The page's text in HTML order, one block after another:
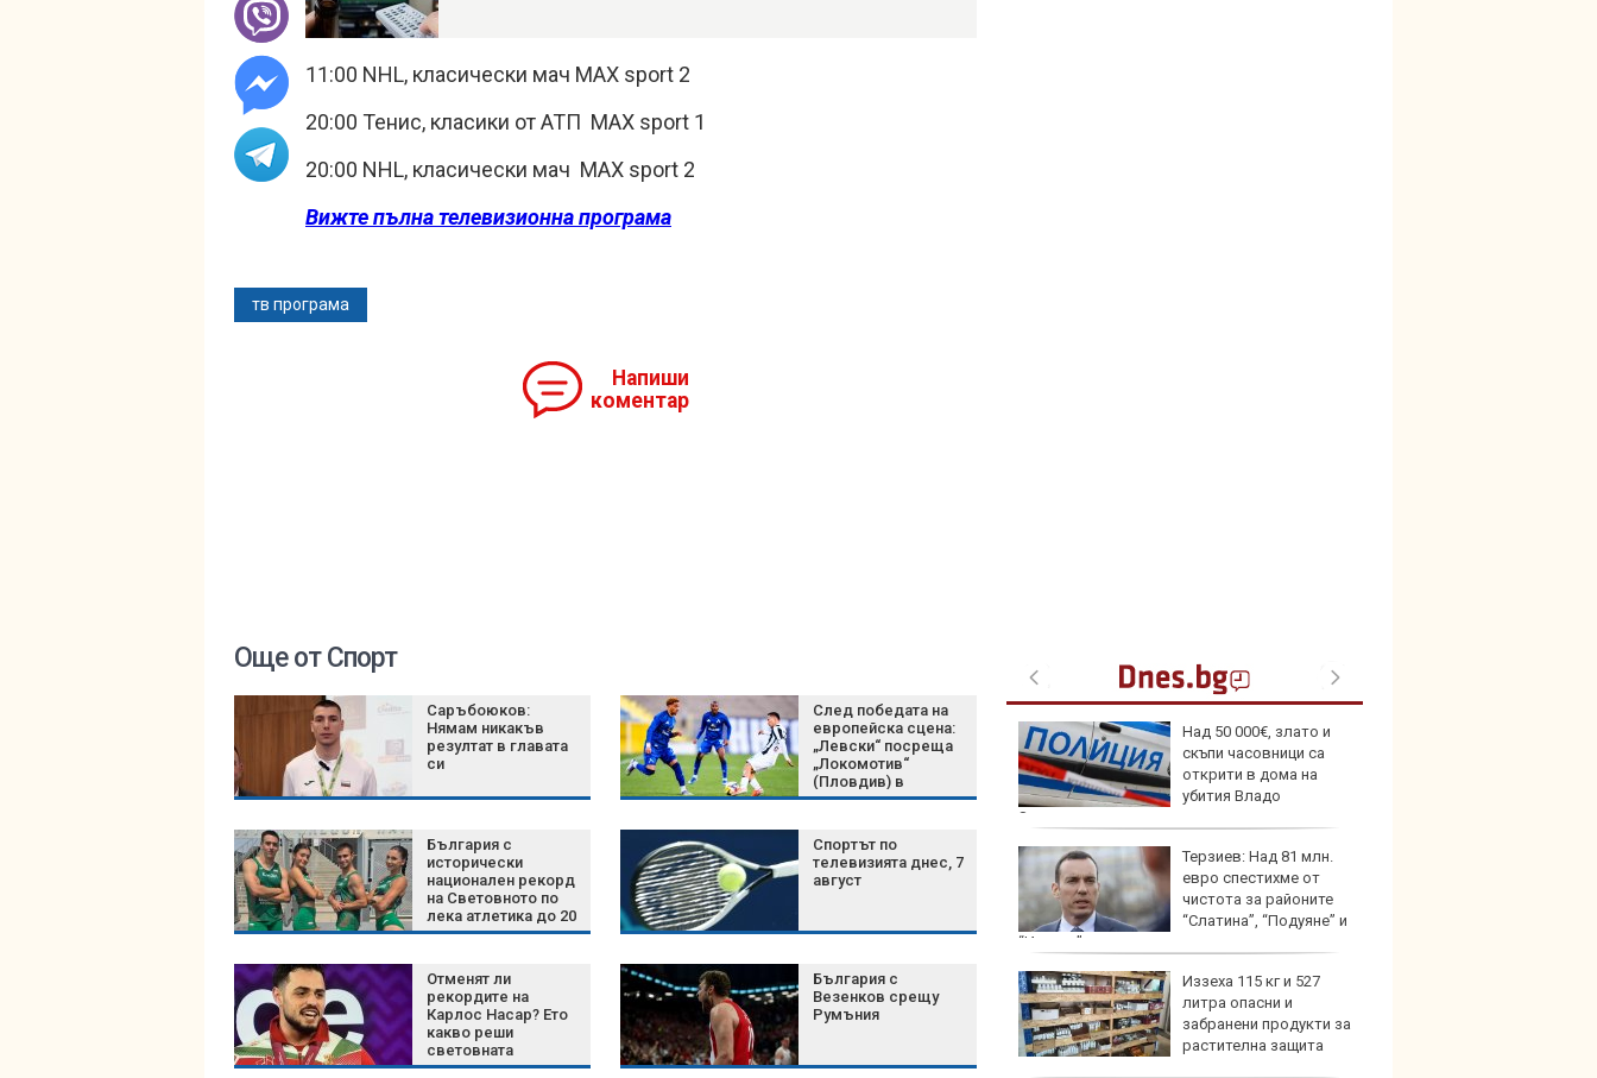
11:00 NHL, класически мач МАХ sport 2
20:00 Тенис, класики от АТП МАХ sport 1
20:00 NHL, класически мач МАХ sport 2
Вижте пълна телевизионна програма
тв програма
Напиши
коментар
Още от Спорт
Саръбоюков:
Нямам никакъв
резултат в главата
си
След победата на
европейска сцена:
„Левски“ посреща
„Локомотив“
(Пловдив) в
първенството на
България с
исторически
национален рекорд
на Световното по
лека атлетика до 20
години
Спортът по
телевизията днес, 7
август
Отменят ли
рекордите на
Карлос Насар? Ето
какво реши
световната
федерация след
България с
Везенков срещу
Румъния
След натиска на
Тръмп: RWE се отказва
от вятърните си
проекти в САЩ
България иска
извънредна помощ от
Намаляващата Луна в
Близнаци носи важен
тест на 3 зодии на 8
Над 50 000€, злато и
скъпи часовници са
открити в дома на
убития Владо
Загатото
Терзиев: Над 81 млн.
евро спестихме от
чистота за районите
“Слатина”, “Подуяне” и
“Изгрев”
Иззеха 115 кг и 527
литра опасни и
забранени продукти за
растителна защита